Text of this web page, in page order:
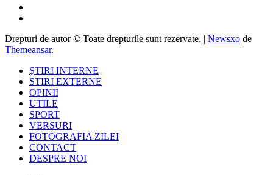
Drepturi de autor © Toate drepturile sunt rezervate. | Newsxo de
Themeansar.
ȘTIRI INTERNE
STIRI EXTERNE
OPINII
UTILE
SPORT
VERSURI
FOTOGRAFIA ZILEI
CONTACT
DESPRE NOI